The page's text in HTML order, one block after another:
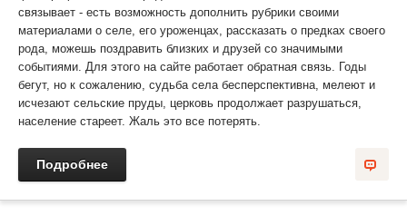
связывает - есть возможность дополнить рубрики своими
материалами о селе, его уроженцах, рассказать о предках своего
рода, можешь поздравить близких и друзей со значимыми
событиями. Для этого на сайте работает обратная связь. Годы
бегут, но к сожалению, судьба села бесперспективна, мелеют и
исчезают сельские пруды, церковь продолжает разрушаться,
население стареет. Жаль это все потерять.
Подробнее